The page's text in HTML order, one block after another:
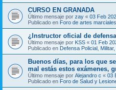
CURSO EN GRANADA
Último mensaje por zay « 03 Feb
Publicado en Foro de artes marciales
¿Instructor oficial de
Último mensaje por KSS « 01 Feb
Publicado en Defensa Policial,
Buenos días, para los que
mal estás estos exámenes,
Último mensaje por Alejandro c « 03
Publicado en Foro de Salud y